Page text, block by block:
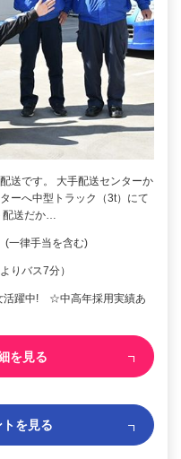
送です。 大手配送センターか
ーへ中型トラック（3t）にて
配送だか…
一律手当を含む)
りバス7分）
躍中! ☆中高年採用実績あ
を見る
を見る